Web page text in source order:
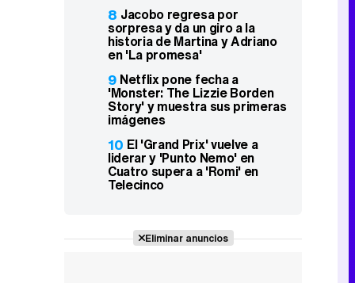
8 Jacobo regresa por
sorpresa y da un giro a la
historia de Martina y Adriano
en 'La promesa'
9 Netflix pone fecha a
'Monster: The Lizzie Borden
Story' y muestra sus primeras
imágenes
10 El 'Grand Prix' vuelve a
liderar y 'Punto Nemo' en
Cuatro supera a 'Romi' en
Telecinco
Eliminar anuncios